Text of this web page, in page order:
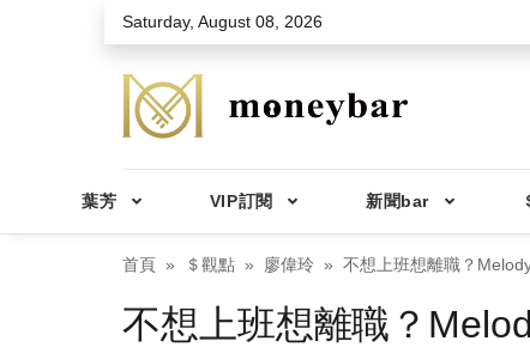
Skip to main contentSaturday, August 08, 2026
葉芳 VIP訂閱 新聞bar
首頁 ＄觀點 廖偉玲 不想上班想離職？
不想上班想離職？